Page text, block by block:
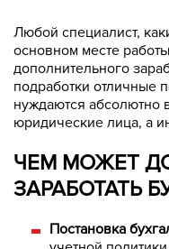
Любой специалист,
основном месте
дополнительного
подработки отличные
нуждаются абсолютно
юридические лица, а
ЧЕМ МОЖЕТ
ЗАРАБОТАТЬ
Постановка